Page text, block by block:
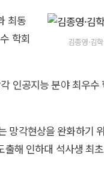
김종영·김
최동
학회
인공지능 분야 최우수
망각현상을 완화하기
해 인하대 석사생 최